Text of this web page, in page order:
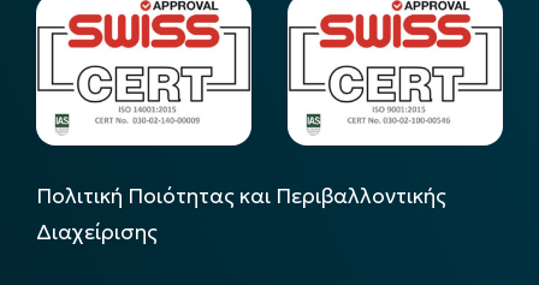
Πολιτική Ποιότητας και Περιβαλλοντικής
Διαχείρισης